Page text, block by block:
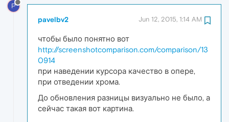
P
pavelbv2 Jun 12, 2015, 1:14 AM
чтобы было понятно вот
http://screenshotcomparison.com/comparison/13
0914
при наведении курсора качество в опере,
при отведении хрома.
До обновления разницы визуально не было, а
сейчас такая вот картина.